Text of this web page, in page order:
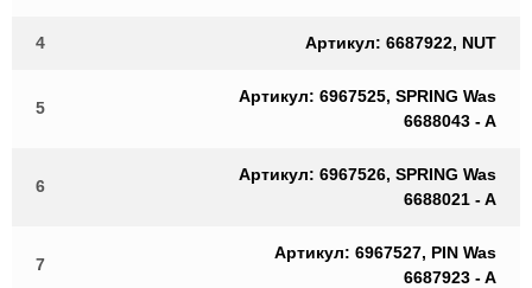
4 Артикул: 6687922, NUT
5
Артикул: 6967525, SPRING Was
6688043 - A
6
Артикул: 6967526, SPRING Was
6688021 - A
7
Артикул: 6967527, PIN Was
6687923 - A